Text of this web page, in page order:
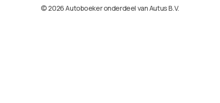
© 2026 Autoboeker onderdeel van Autus B.V.